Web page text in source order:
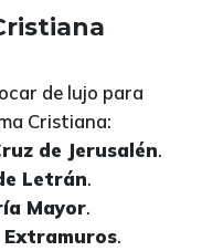
de lujo para
Cristiana:
de Jerusalén.
Letrán.
Mayor.
Extramuros.